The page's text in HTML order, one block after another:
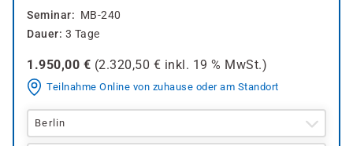
Seminar
MB-240
Dauer 3 Tage
1.950,00 € (2.320,50 € inkl. 19 % MwSt.)
Teilnahme Online von zuhause oder am Standort
Berlin